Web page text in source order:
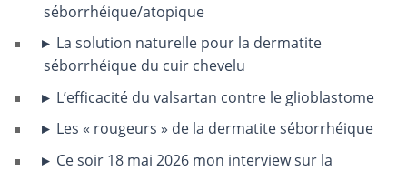
séborrhéique/atopique
La solution naturelle pour la dermatite
séborrhéique du cuir chevelu
L’efficacité du valsartan contre le glioblastome
Les « rougeurs » de la dermatite séborrhéique
Ce soir 18 mai 2026 mon interview sur la